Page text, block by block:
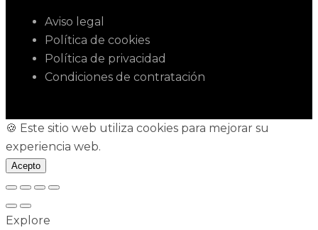
Aviso legal
Política de cookies
Política de privacidad
Condiciones de contratación
🍪 Este sitio web utiliza cookies para mejorar su
experiencia web.
Acepto
Explore